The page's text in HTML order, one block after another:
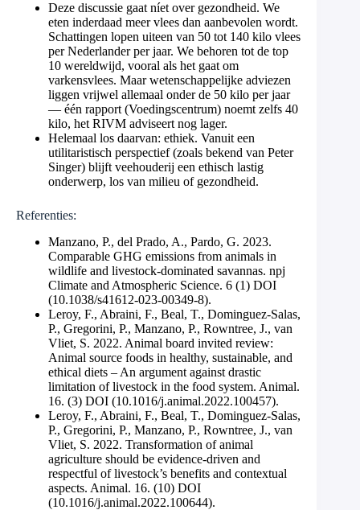
Deze discussie gaat níet over gezondheid. We
eten inderdaad meer vlees dan aanbevolen wordt.
Schattingen lopen uiteen van 50 tot 140 kilo vlees
per Nederlander per jaar. We behoren tot de top
10 wereldwijd, vooral als het gaat om
varkensvlees. Maar wetenschappelijke adviezen
liggen vrijwel allemaal onder de 50 kilo per jaar
— één rapport (Voedingscentrum) noemt zelfs 40
kilo, het RIVM adviseert nog lager.
Helemaal los daarvan: ethiek. Vanuit een
utilitaristisch perspectief (zoals bekend van Peter
Singer) blijft veehouderij een ethisch lastig
onderwerp, los van milieu of gezondheid.
Referenties:
Manzano, P., del Prado, A., Pardo, G. 2023.
Comparable GHG emissions from animals in
wildlife and livestock-dominated savannas. npj
Climate and Atmospheric Science. 6 (1) DOI
(10.1038/s41612-023-00349-8).
Leroy, F., Abraini, F., Beal, T., Dominguez-Salas,
P., Gregorini, P., Manzano, P., Rowntree, J., van
Vliet, S. 2022. Animal board invited review:
Animal source foods in healthy, sustainable, and
ethical diets – An argument against drastic
limitation of livestock in the food system. Animal.
16. (3) DOI (10.1016/j.animal.2022.100457).
Leroy, F., Abraini, F., Beal, T., Dominguez-Salas,
P., Gregorini, P., Manzano, P., Rowntree, J., van
Vliet, S. 2022. Transformation of animal
agriculture should be evidence-driven and
respectful of livestock’s benefits and contextual
aspects. Animal. 16. (10) DOI
(10.1016/j.animal.2022.100644).